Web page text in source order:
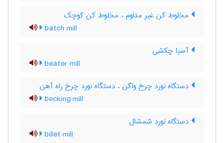
مخلوط کن غیر مداوم ، مخلوط کن کوچک
batch mill
آسیا چکشی
beater mill
دستگاه نورد چرخ واگن ، دستگاه نورد چرخ راه آهن
becking mill
دستگاه نورد شمشال
billet mill